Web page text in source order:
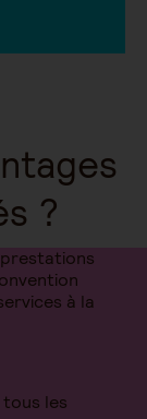
?
prestations
à la
les